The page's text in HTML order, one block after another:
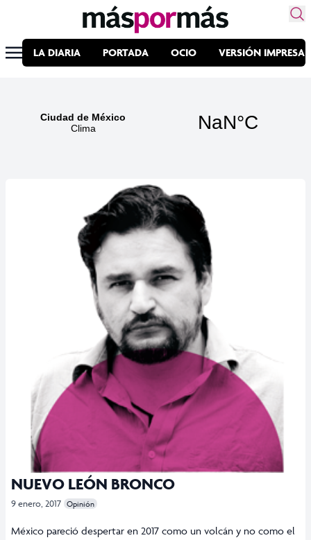
LA DIARIA PORTADA OCIO VERSIÓN IMPRESA
NUEVO LEÓN BRONCO
9 enero, 2017 Opinión
México pareció despertar en 2017 como un volcán y no como el